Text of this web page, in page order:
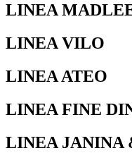
LINEA
LINEA VILO
LINEA ATEO
LINEA FINE
LINEA JANINA